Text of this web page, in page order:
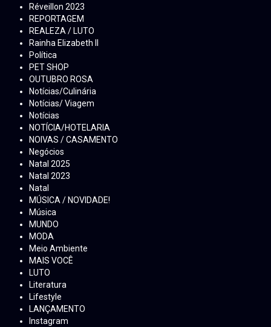
Réveillon 2023
REPORTAGEM
REALEZA / LUTO
Rainha Elizabeth ll
Política
PET SHOP
OUTUBRO ROSA
Notícias/Culinária
Notícias/ Viagem
Notícias
NOTÍCIA/HOTELARIA
NOIVAS / CASAMENTO
Negócios
Natal 2025
Natal 2023
Natal
MÚSICA / NOVIDADE!
Música
MUNDO
MODA
Meio Ambiente
MAIS VOCÊ
LUTO
Literatura
Lifestyle
LANÇAMENTO
Instagram